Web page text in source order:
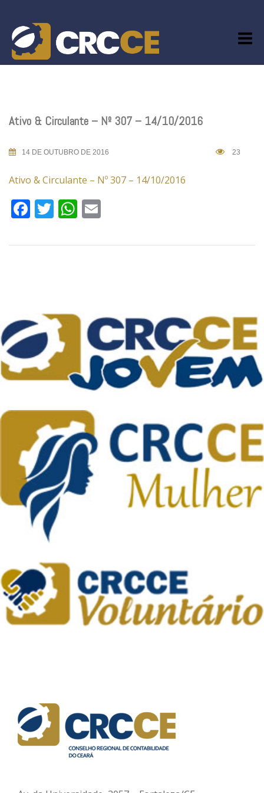
content
Ativo & Circulante – Nº 307 – 14/10/2016
14 DE OUTUBRO DE 2016 23
Ativo & Circulante – Nº 307 – 14/10/2016
Facebook
TwitterWhatsApp